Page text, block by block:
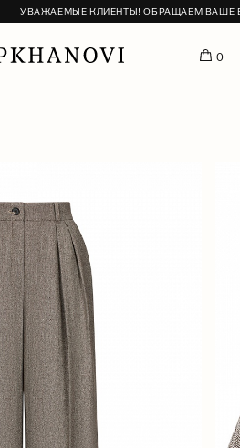
УВАЖАЕМЫЕ КЛИЕНТЫ! ОБРАЩАЕМ ВАШЕ
0